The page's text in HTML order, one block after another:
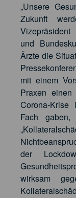
„Unsere
Zukunft
Vizepräsident
und
Ärzte die
mit einem
Praxen
Corona-
Fach
der
wirksam